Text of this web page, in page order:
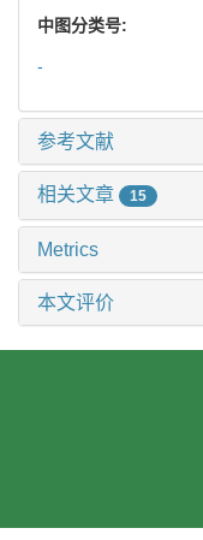
中图分类号:
-
参考文献
相关文章 15
Metrics
本文评价